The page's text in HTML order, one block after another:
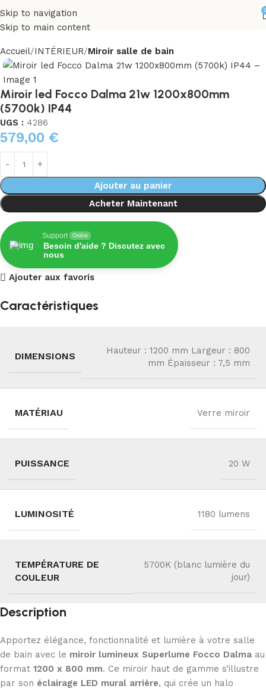
Skip to navigation
Skip to main content
Accueil INTÉRIEUR Miroir salle de bain
Miroir led Focco Dalma 21w 1200x800mm
(5700k) IP44
UGS : 4286
579,00 €
Ajouter au panier
Acheter Maintenant
Support Online
Besoin d'aide ? Discutez avec
nous
Ajouter aux favoris
Caractéristiques
DIMENSIONS
Hauteur : 1200 mm Largeur : 800
mm Épaisseur : 7,5 mm
MATÉRIAU Verre miroir
PUISSANCE 20 W
LUMINOSITÉ 1180 lumens
TEMPÉRATURE DE
COULEUR
5700K (blanc lumière du
jour)
Description
Apportez élégance, fonctionnalité et lumière à votre salle
de bain avec le miroir lumineux Superlume Focco Dalma au
format 1200 x 800 mm. Ce miroir haut de gamme s’illustre
par son éclairage LED mural arrière, qui crée un halo